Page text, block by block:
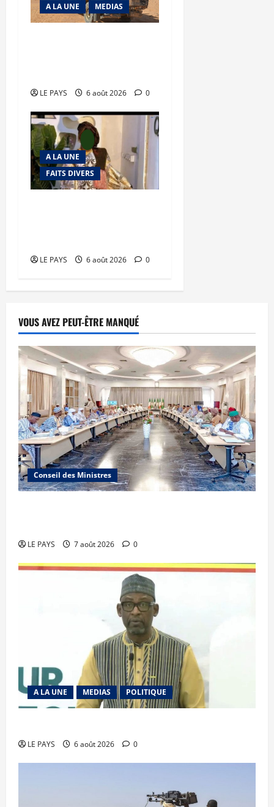
A LA UNE MEDIAS
LE PAYS 6 août 2026 0
A LA UNE
FAITS DIVERS
LE PAYS 6 août 2026 0
VOUS AVEZ PEUT-ÊTRE MANQUÉ
Conseil des Ministres
LE PAYS 7 août 2026 0
A LA UNE MEDIAS POLITIQUE
LE PAYS 6 août 2026 0